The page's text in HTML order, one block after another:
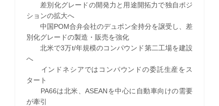
差別化グレードの開発力と用途開拓力で独自ポジ
ションの拡大へ
中国POM合弁会社のデュポン全持分を譲受し、差
別化グレードの製造・販売を強化
北米で3万t/年規模のコンパウンド第二工場を建設
へ
インドネシアではコンパウンドの委託生産をス
タート
PA66は北米、ASEANを中心に自動車向けの需要
が牽引